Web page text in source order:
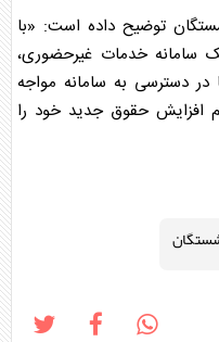
توضیح داده است: «با
سامانه خدمات غیرحضوری،
دسترسی به سامانه مواجه
افزایش حقوق جدید خود را